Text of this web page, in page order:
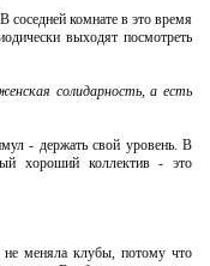
соседней комнате в это время
выходят посмотреть
солидарность, а есть
- держать свой уровень. В
хороший коллектив - это
не меняла клубы, потому что